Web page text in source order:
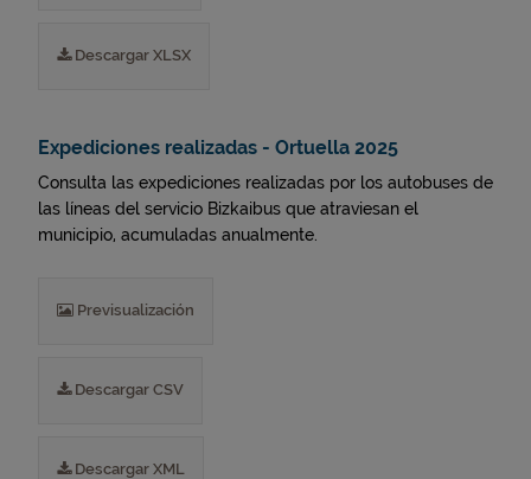
Descargar XLSX
Expediciones realizadas - Ortuella 2025
Consulta las expediciones realizadas por los autobuses de
las líneas del servicio Bizkaibus que atraviesan el
municipio, acumuladas anualmente.
Previsualización
Descargar CSV
Descargar XML